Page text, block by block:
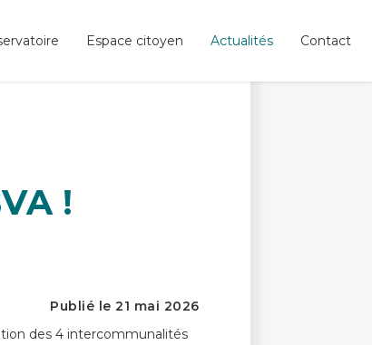
Espace citoyen Actualités Contact
!
Publié le 21 mai 2026
des 4 intercommunalités